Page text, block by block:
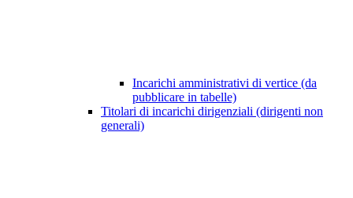
Incarichi amministrativi di vertice (da
pubblicare in tabelle)
Titolari di incarichi dirigenziali (dirigenti non
generali)